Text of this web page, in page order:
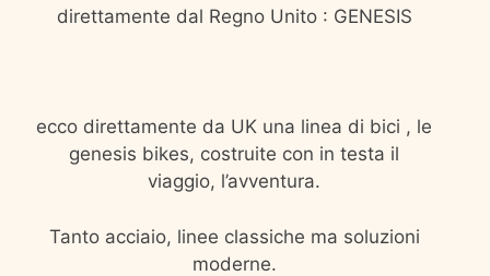
direttamente dal Regno Unito : GENESIS
ecco direttamente da UK una linea di bici , le
genesis bikes, costruite con in testa il
viaggio, l’avventura.
Tanto acciaio, linee classiche ma soluzioni
moderne.